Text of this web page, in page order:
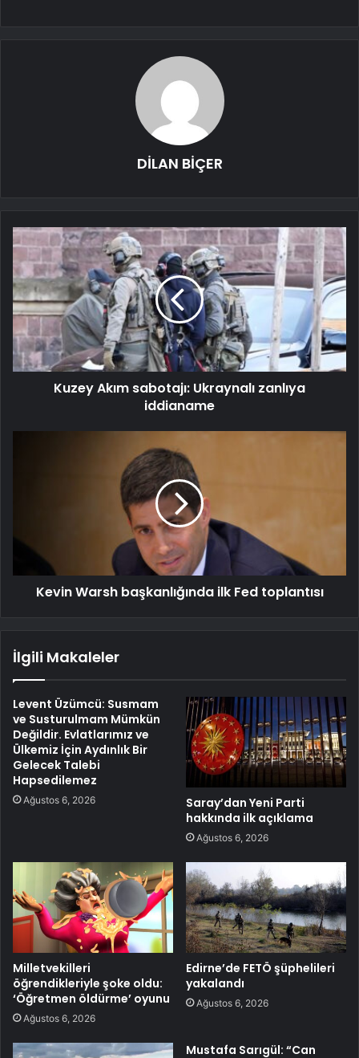
DİLAN BİÇER
Kuzey Akım sabotajı: Ukraynalı zanlıya
iddianame
Kevin Warsh başkanlığında ilk Fed toplantısı
İlgili Makaleler
Levent Üzümcü: Susmam
ve Susturulmam Mümkün
Değildir. Evlatlarımız ve
Ülkemiz İçin Aydınlık Bir
Gelecek Talebi
Hapsedilemez
Ağustos 6, 2026
Saray’dan Yeni Parti
hakkında ilk açıklama
Ağustos 6, 2026
Milletvekilleri
öğrendikleriyle şoke oldu:
‘Öğretmen öldürme’ oyunu
Ağustos 6, 2026
Edirne’de FETÖ şüphelileri
yakalandı
Ağustos 6, 2026
Mustafa Sarıgül: “Can